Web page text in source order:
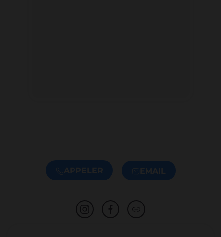
APPELER EMAIL